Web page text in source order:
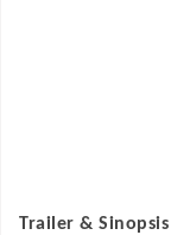
Trailer & Sinopsis